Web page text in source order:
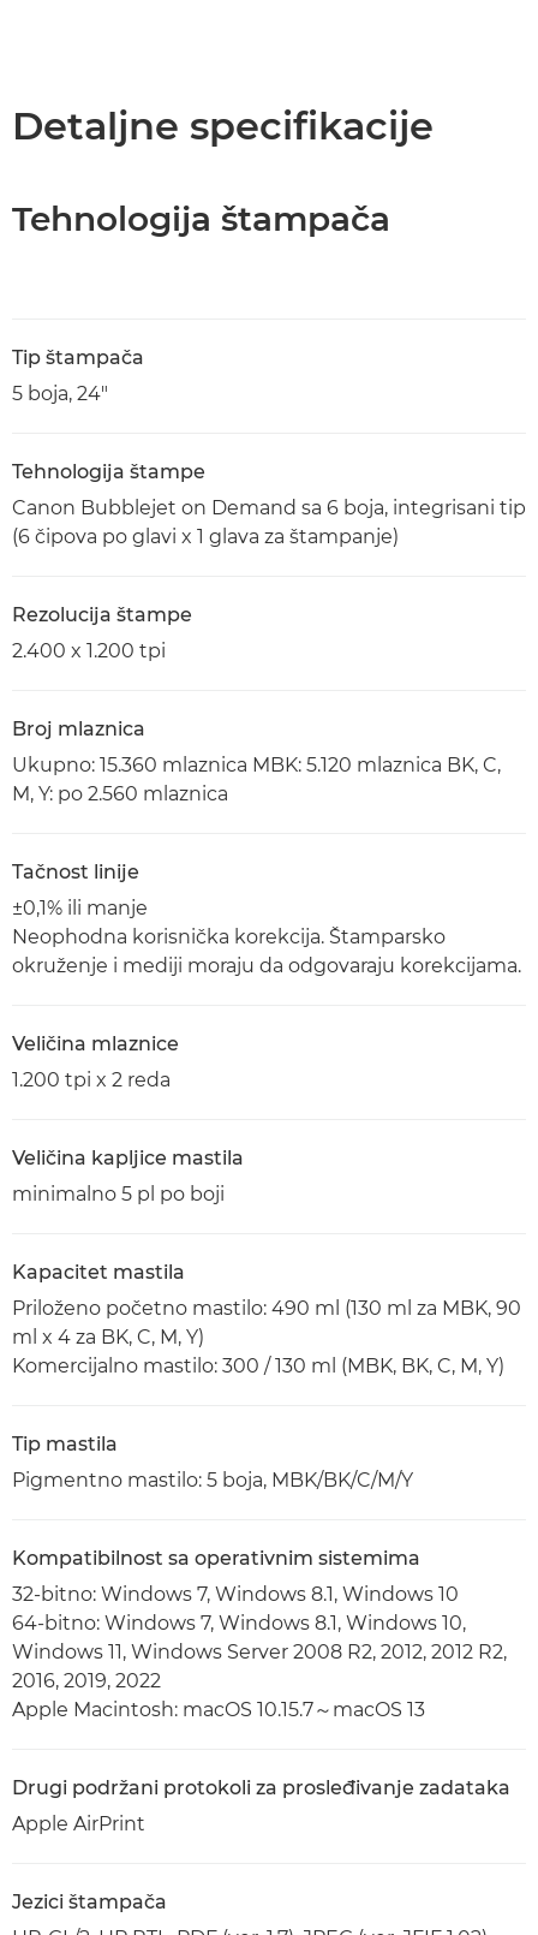
Detaljne specifikacije
Tehnologija štampača
Tip štampača
5 boja, 24"
Tehnologija štampe
Canon Bubblejet on Demand sa 6 boja, integrisani tip
(6 čipova po glavi x 1 glava za štampanje)
Rezolucija štampe
2.400 x 1.200 tpi
Broj mlaznica
Ukupno: 15.360 mlaznica MBK: 5.120 mlaznica BK, C,
M, Y: po 2.560 mlaznica
Tačnost linije
±0,1% ili manje
Neophodna korisnička korekcija. Štamparsko
okruženje i mediji moraju da odgovaraju korekcijama.
Veličina mlaznice
1.200 tpi x 2 reda
Veličina kapljice mastila
minimalno 5 pl po boji
Kapacitet mastila
Priloženo početno mastilo: 490 ml (130 ml za MBK, 90
ml x 4 za BK, C, M, Y)
Komercijalno mastilo: 300 / 130 ml (MBK, BK, C, M, Y)
Tip mastila
Pigmentno mastilo: 5 boja, MBK/BK/C/M/Y
Kompatibilnost sa operativnim sistemima
32-bitno: Windows 7, Windows 8.1, Windows 10
64-bitno: Windows 7, Windows 8.1, Windows 10,
Windows 11, Windows Server 2008 R2, 2012, 2012 R2,
2016, 2019, 2022
Apple Macintosh: macOS 10.15.7～macOS 13
Drugi podržani protokoli za prosleđivanje zadataka
Apple AirPrint
Jezici štampača